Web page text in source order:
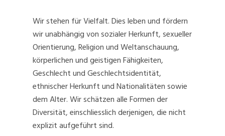
Wir stehen für Vielfalt. Dies leben und fördern
wir unabhängig von sozialer Herkunft, sexueller
Orientierung, Religion und Weltanschauung,
körperlichen und geistigen Fähigkeiten,
Geschlecht und Geschlechtsidentität,
ethnischer Herkunft und Nationalitäten sowie
dem Alter. Wir schätzen alle Formen der
Diversität, einschliesslich derjenigen, die nicht
explizit aufgeführt sind.